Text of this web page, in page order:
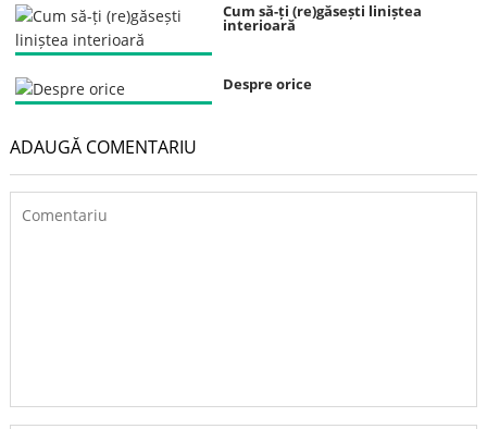
Cum să-ți (re)găsești liniștea
interioară
Despre orice
ADAUGĂ COMENTARIU